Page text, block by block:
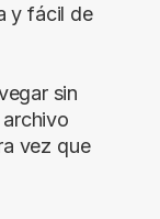
y fácil de
sin
vez que